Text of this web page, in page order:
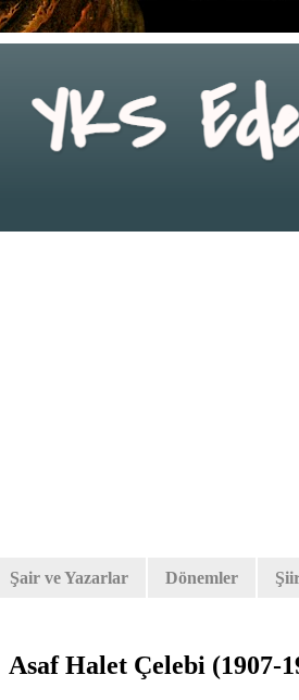
Şair ve Yazarlar Dönemler
Asaf Halet Çelebi (1907-